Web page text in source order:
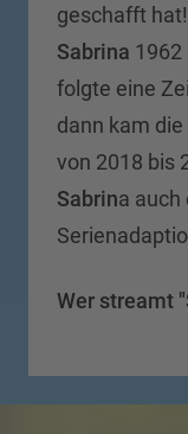
geschafft
Sabrina 1962
folgte eine
dann kam
von 2018 bis
Sabrina auch
Wer streamt